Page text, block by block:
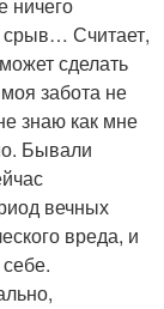
срыв… Считает,
сделать
забота не
знаю как мне
Бывали
вечных
вреда, и